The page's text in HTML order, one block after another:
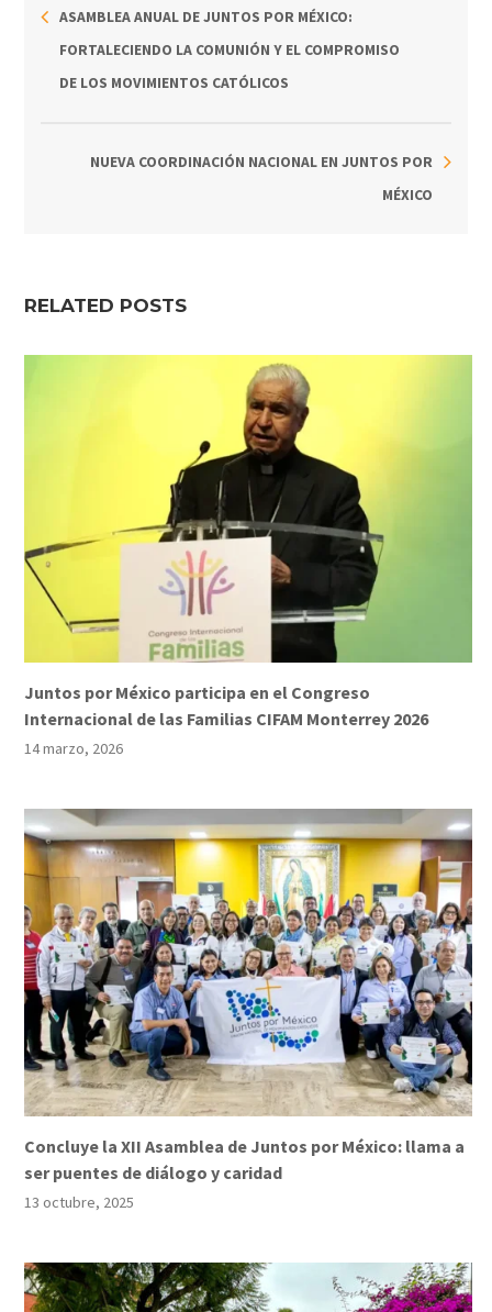
ASAMBLEA ANUAL DE JUNTOS POR MÉXICO:
FORTALECIENDO LA COMUNIÓN Y EL COMPROMISO
DE LOS MOVIMIENTOS CATÓLICOS
NUEVA COORDINACIÓN NACIONAL EN JUNTOS POR
MÉXICO
RELATED POSTS
Juntos por México participa en el Congreso
Internacional de las Familias CIFAM Monterrey 2026
14 marzo, 2026
Concluye la XII Asamblea de Juntos por México: llama a
ser puentes de diálogo y caridad
13 octubre, 2025